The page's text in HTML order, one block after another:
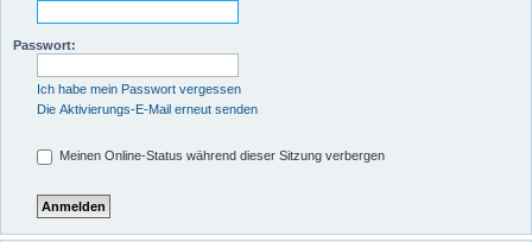
Passwort:
Ich habe mein Passwort vergessen
Die Aktivierungs-E-Mail erneut senden
Meinen Online-Status während dieser Sitzung verbergen